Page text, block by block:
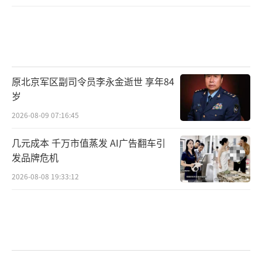
电、多花资本开支也合理。表后发电的综合成
本约110至170美元/MWh，美国主要市场电网
电价已经可能达到150美元/MWh量级。到2028
年，表后发电可能贡献新增AI数据中心电力容
量的一半，而2025年这一比例还不到7%。已确
认的表后关键IT容量到2030年底约26GW，未
公开项目可能更高。
原北京军区副司令员李永金逝世 享年84
岁
2026-08-09 07:16:45
几元成本 千万市值蒸发 AI广告翻车引
发品牌危机
2026-08-08 19:33:12